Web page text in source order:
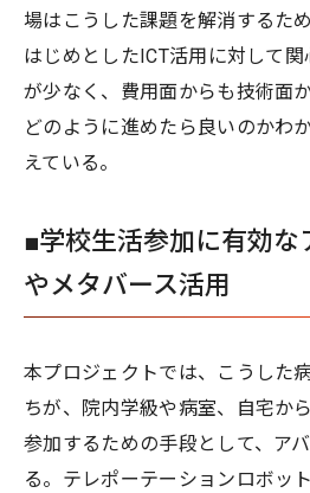
場はこうした課題を解消するた
はじめとしたICT活用に対して
が少なく、費用面からも技術面
どのように進めたら良いのかわ
えている。
■学校生活参加に有効な
やメタバース活用
本プロジェクトでは、こうした
ちが、院内学級や病室、自宅か
参加するための手段として、ア
る。テレポーテーションロボッ